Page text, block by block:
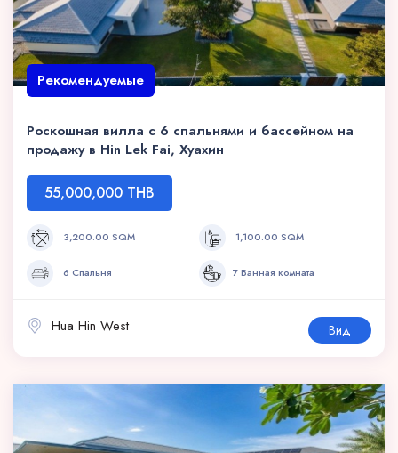
Рекомендуемые
Роскошная вилла с 6 спальнями и бассейном на
продажу в Hin Lek Fai, Хуахин
55,000,000 THB
3,200.00 SQM 1,100.00 SQM
6 Спальня 7 Ванная комната
Hua Hin West Вид